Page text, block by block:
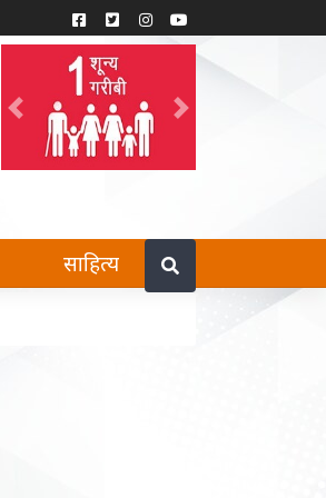
Previous
साहित्य